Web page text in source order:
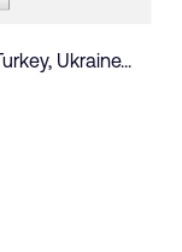
, Ukraine...